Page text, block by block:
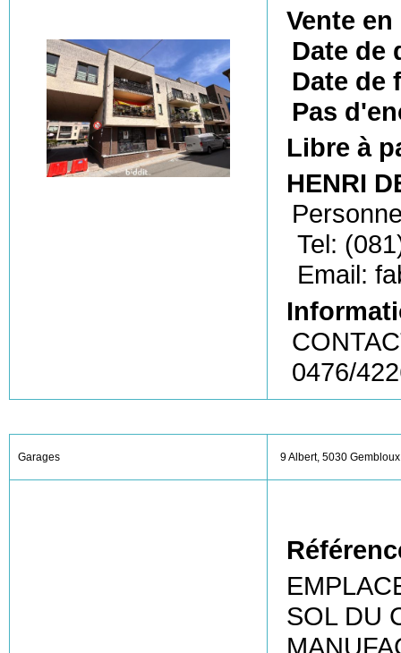
Vente
Date de
Date de
Pas
Libre à
HENRI
Tel:
Email:
0476/
Garages 9 Albert, 5030 Gembloux
SOL DU